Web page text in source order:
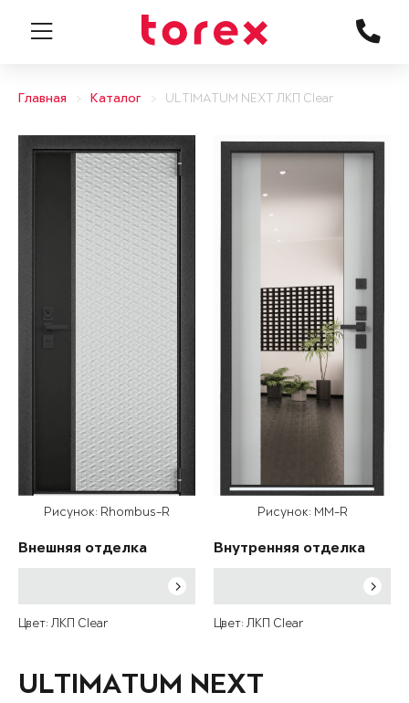
Главная Каталог ULTIMATUM NEXT ЛКП Clear
Рисунок: Rhombus-R
Внешняя отделка
Цвет: ЛКП Clear
Рисунок: MM-R
Внутренняя отделка
Цвет: ЛКП Clear
ULTIMATUM NEXT